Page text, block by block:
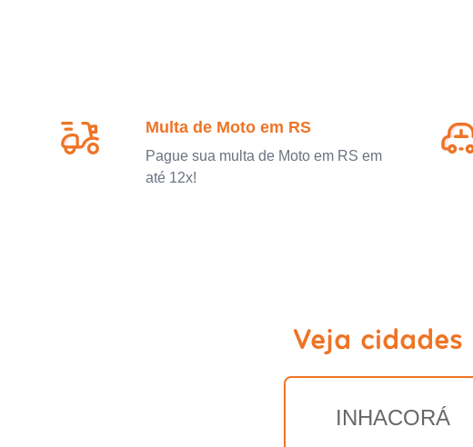
Multa de Moto em RS
Pague sua multa de Moto em RS em
até 12x!
Veja
INHACORÁ